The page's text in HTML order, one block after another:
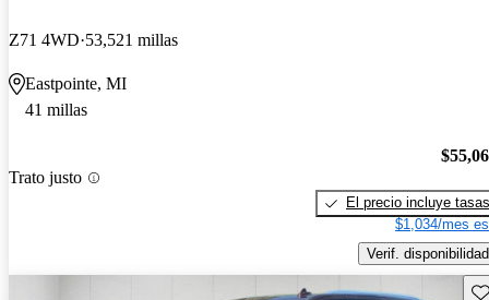
Z71 4WD 53,521 millas
Eastpointe, MI
41 millas
Trato justo
El precio incluye tasas
$1,034/mes
Verif. disponibilidad